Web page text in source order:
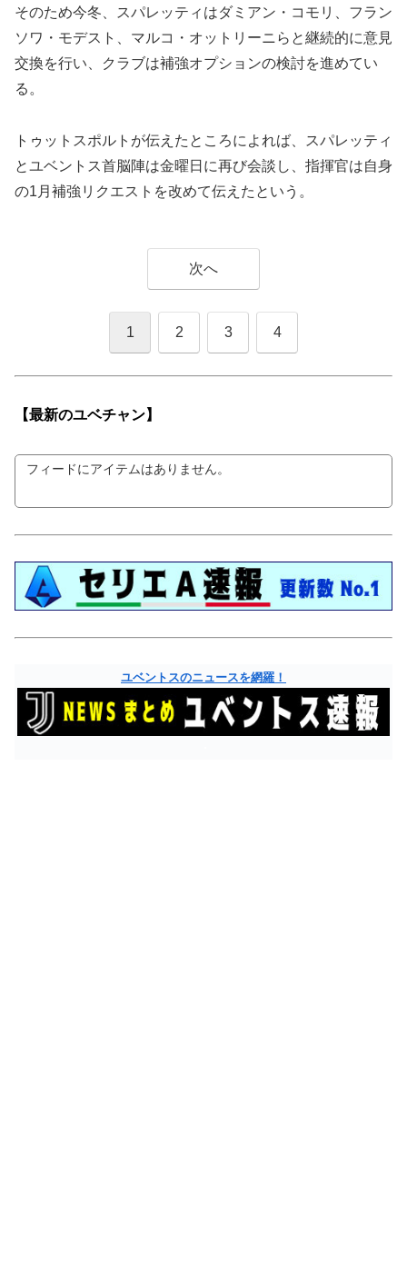
そのため今冬、スパレッティはダミアン・コモリ、フラン
ソワ・モデスト、マルコ・オットリーニらと継続的に意見
交換を行い、クラブは補強オプションの検討を進めてい
る。
トゥットスポルトが伝えたところによれば、スパレッティ
とユベントス首脳陣は金曜日に再び会談し、指揮官は自身
の1月補強リクエストを改めて伝えたという。
次へ
1 2 3 4
【最新のユベチャン】
フィードにアイテムはありません。
ユベントスのニュースを網羅！